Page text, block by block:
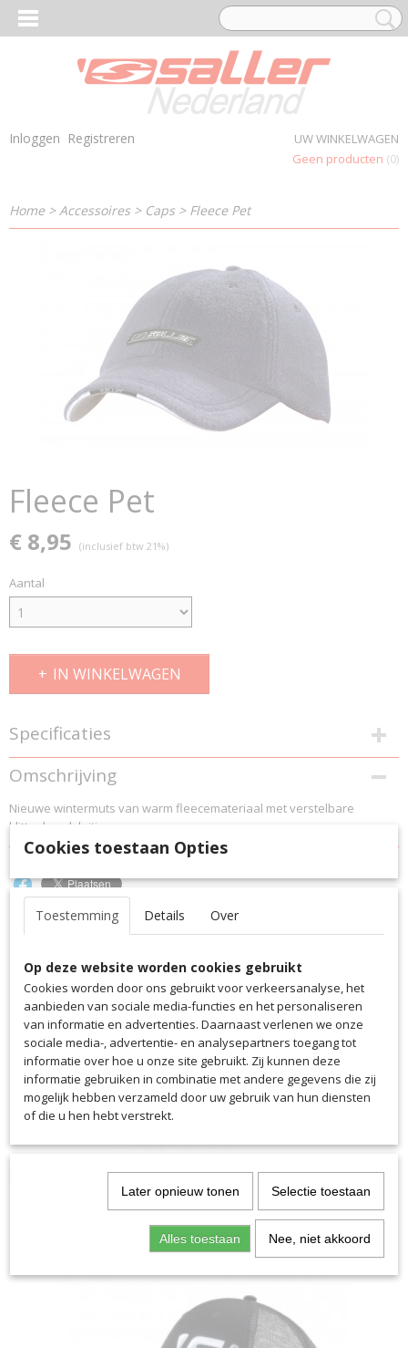
Inloggen Registreren
UW WINKELWAGEN
Geen producten (0)
Home> Accessoires > Caps > Fleece Pet
Fleece Pet
€ 8,95 (inclusief btw 21%)
Aantal
IN WINKELWAGEN
Specificaties
Productcode
4064
Productcode leverancier
4064
Omschrijving
Nieuwe wintermuts van warm fleecemateriaal met verstelbare
klittenbandsluiting.
Cookies toestaan Opties
Toestemming Details Over
Op deze website worden cookies gebruikt
Cookies worden door ons gebruikt voor verkeersanalyse, het
aanbieden van sociale media-functies en het personaliseren
van informatie en advertenties. Daarnaast verlenen we onze
sociale media-, advertentie- en analysepartners toegang tot
informatie over hoe u onze site gebruikt. Zij kunnen deze
informatie gebruiken in combinatie met andere gegevens die zij
mogelijk hebben verzameld door uw gebruik van hun diensten
of die u hen hebt verstrekt.
Later opnieuw tonen Selectie toestaan
Alles toestaan Nee, niet akkoord